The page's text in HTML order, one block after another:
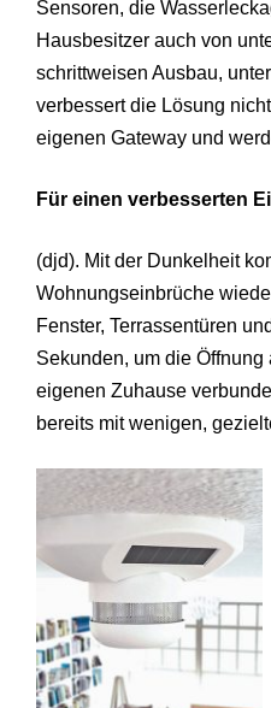
Sensoren, die
Hausbesitzer auch von
schrittweisen Ausbau,
verbessert die Lösung
eigenen Gateway und
Für einen verbesserten
(djd). Mit der Dunkelheit
Wohnungseinbrüche
Fenster, Terrassentüren
Sekunden, um die
eigenen Zuhause
bereits mit wenigen,